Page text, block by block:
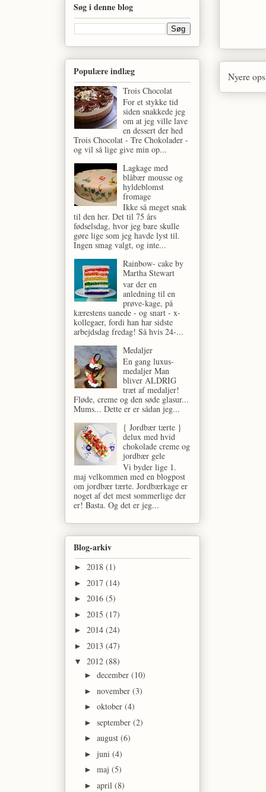
Nyere
Søg i denne blog
Populære indlæg
Trois Chocolat
For et stykke tid
siden snakkede jeg
om at jeg ville lave
en dessert der hed
Trois Chocolat - Tre Chokolader -
og vil så lige give min op...
Lagkage med
blåbær mousse og
hyldeblomst
fromage
Ikke så meget snak
til den her. Det til 75 års
fødselsdag, hvor jeg bare skulle
gøre lige som jeg havde lyst til.
Ingen smag valgt, og inte...
Rainbow- cake by
Martha Stewart
var der en
anledning til en
prøve-kage, på
kærestens uanede - og snart - x-
kollegaer, fordi han har sidste
arbejdsdag fredag! Så hvis 24-...
Medaljer
En gang luxus-
medaljer Man
bliver ALDRIG
træt af medaljer!
Fløde, creme og den søde glasur...
Mums... Dette er er sådan jeg...
{ Jordbær tærte }
delux med hvid
chokolade creme og
jordbær gele
Vi byder lige 1.
maj velkommen med en blogpost
om jordbær tærte. Jordbærkage er
noget af det mest sommerlige der
er! Basta. Og det er jeg...
Blog-arkiv
►2018(1)
►2017(14)
►2016(5)
►2015(17)
►2014(24)
►2013(47)
▼2012(88)
►december(10)
►november(3)
►oktober(4)
►september(2)
►august(6)
►juni(4)
►maj(5)
►april(8)